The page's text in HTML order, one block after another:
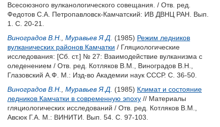
Всесоюзного вулканологического совещания. / Отв. ред.
Федотов С.А. Петропавловск-Камчатский: ИВ ДВНЦ РАН. Вып.
1. С. 20-21.
Виноградов В.Н.
Муравьев Я.Д. (1985) Режим ледников
вулканических районов Камчатки / Гляциологические
исследования: [Сб. ст.] № 27: Взаимодействие вулканизма с
оледенением / Отв. ред. Котляков В.М. Виноградов В.Н.
Глазовский А.Ф.
М.: Изд-во Академии наук СССР. С. 36-50.
Виноградов В.Н.
Муравьев Я.Д. (1985) Климат и состояние
ледников Камчатки в современную эпоху // Материалы
гляциологических исследований / Отв. ред. Котляков В.М.
Авсюк Г.А. М.: ВИНИТИ. Вып. 54. С. 97-103.